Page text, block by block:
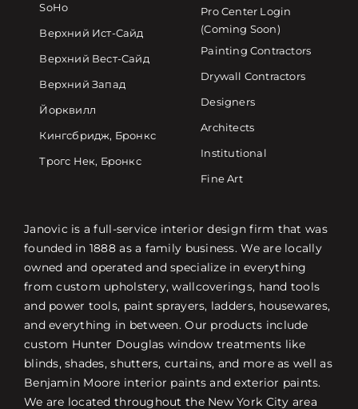
SoHo
Верхний Ист-Сайд
Верхний Вест-Сайд
Верхний Запад
Йорквилл
Кингсбридж, Бронкс
Трогс Нек, Бронкс
Pro Center Login
(Coming Soon)
Painting Contractors
Drywall Contractors
Designers
Architects
Institutional
Fine Art
Janovic is a full-service interior design firm that was
founded in 1888 as a family business. We are locally
owned and operated and specialize in everything
from custom upholstery, wallcoverings, hand tools
and power tools, paint sprayers, ladders, housewares,
and everything in between. Our products include
custom Hunter Douglas window treatments like
blinds, shades, shutters, curtains, and more as well as
Benjamin Moore interior paints and exterior paints.
We are located throughout the New York City area